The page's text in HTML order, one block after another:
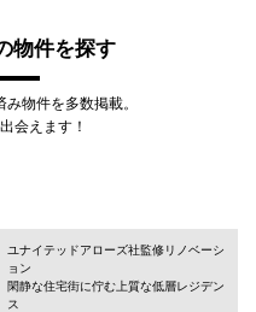
物件を探す
物件を多数掲載。
会えます！
ユナイテッドアローズ社監修リノベーシ
ョン
閑静な住宅街に佇む上質な低層レジデン
ス